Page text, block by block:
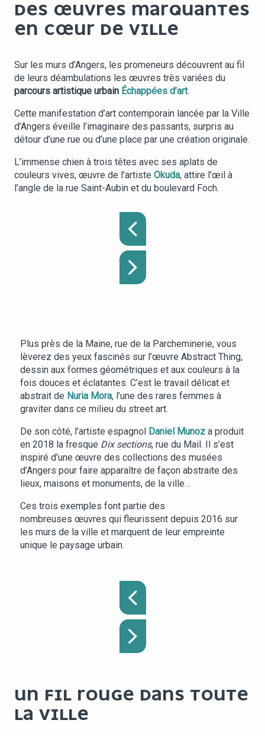
DES ŒUVRES MARQUANTES
EN CŒUR DE VILLE
Sur les murs d’Angers, les promeneurs découvrent au fil
de leurs déambulations les œuvres très variées du
parcours artistique urbain Échappées d’art.
Cette manifestation d’art contemporain lancée par la Ville
d’Angers éveille l’imaginaire des passants, surpris au
détour d’une rue ou d’une place par une création originale.
L’immense chien à trois têtes avec ses aplats de
couleurs vives, œuvre de l’artiste Okuda, attire l’œil à
l’angle de la rue Saint-Aubin et du boulevard Foch.
Plus près de la Maine, rue de la Parcheminerie, vous
lèverez des yeux fascinés sur l’œuvre Abstract Thing,
dessin aux formes géométriques et aux couleurs à la
fois douces et éclatantes. C’est le travail délicat et
abstrait de Nuria Mora, l’une des rares femmes à
graviter dans ce milieu du street art.
De son côté, l’artiste espagnol Daniel Munoz a produit
en 2018 la fresque Dix sections, rue du Mail. Il s’est
inspiré d’une œuvre des collections des musées
d’Angers pour faire apparaître de façon abstraite des
lieux, maisons et monuments, de la ville…
Ces trois exemples font partie des
nombreuses œuvres qui fleurissent depuis 2016 sur
les murs de la ville et marquent de leur empreinte
unique le paysage urbain.
UN FIL ROUGE DANS TOUTE
LA VILLE